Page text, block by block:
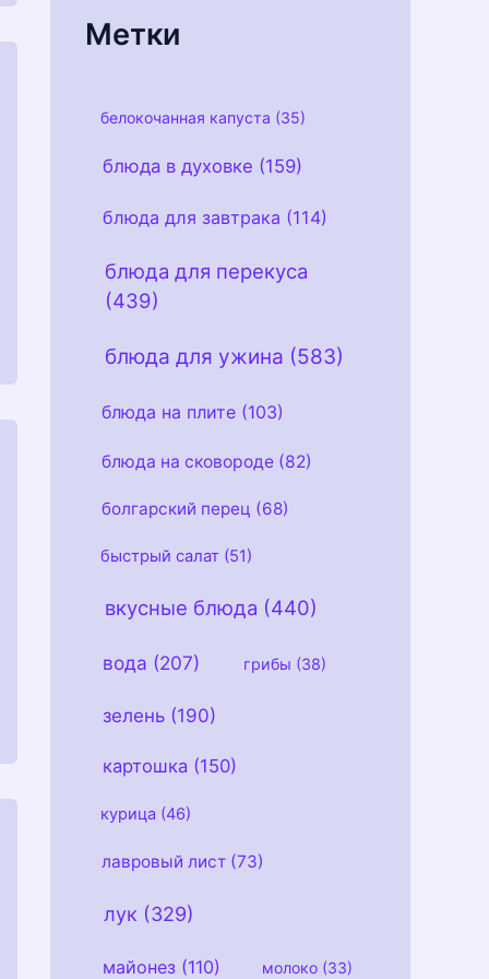
Метки
белокочанная капуста (35)
блюда в духовке (159)
блюда для завтрака (114)
блюда для перекуса
(439)
блюда для ужина (583)
блюда на плите (103)
блюда на сковороде (82)
болгарский перец (68)
быстрый салат (51)
вкусные блюда (440)
вода (207) грибы (38)
зелень (190)
картошка (150)
курица (46)
лавровый лист(73)
лук (329)
майонез(110) молоко(33)